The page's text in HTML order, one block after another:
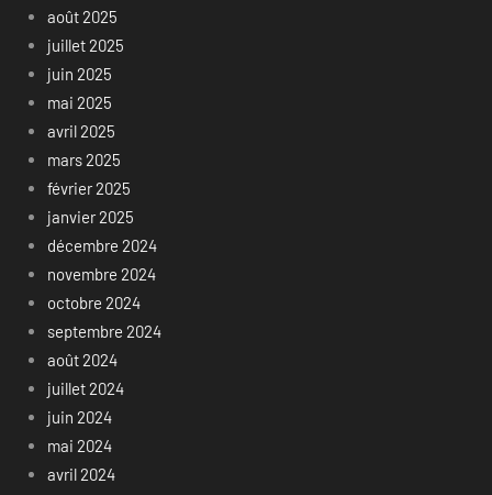
août 2025
juillet 2025
juin 2025
mai 2025
avril 2025
mars 2025
février 2025
janvier 2025
décembre 2024
novembre 2024
octobre 2024
septembre 2024
août 2024
juillet 2024
juin 2024
mai 2024
avril 2024